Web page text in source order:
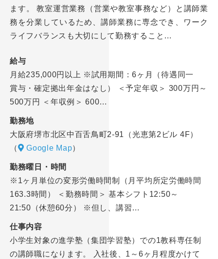
ます。 教室運営業務（営業や教室事務など）と講師業
務を分業しているため、講師業務に専念でき、ワーク
ライフバランスも大切にして勤務すること…
給与
月給235,000円以上 ※試用期間：6ヶ月（待遇同一
賞与・確定拠出年金はなし） ＜予定年収＞ 300万円～
500万円 ＜年収例＞ 600…
勤務地
大阪府堺市北区中百舌鳥町2-91（光恵第2ビル 4F）
（
Google Map）
勤務曜日・時間
※1ヶ月単位の変形労働時間制（月平均所定労働時間
163.3時間） ＜勤務時間＞ 基本シフト12:50～
21:50（休憩60分） ※但し、講習…
仕事内容
小学生対象の進学塾（集団学習塾）での1教科専任制
の講師職になります。 入社後、1～6ヶ月程度かけて